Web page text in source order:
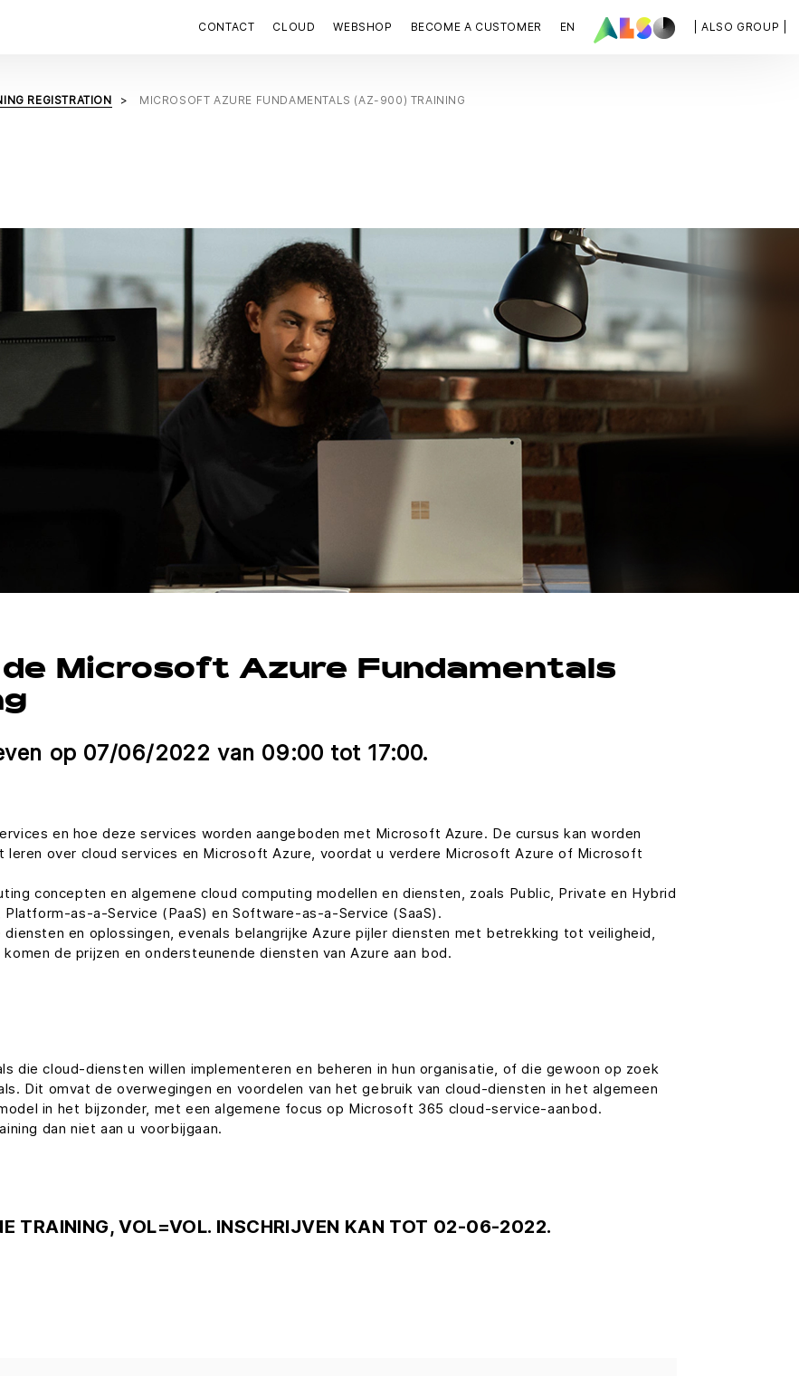
| ALSO GROUP |
CONTACT CLOUD WEBSHOP BECOME A CUSTOMER EN
REGISTRATION MICROSOFT AZURE FUNDAMENTALS (AZ-900) TRAINING
Microsoft Azure Fundamentals
op 07/06/2022 van 09:00 tot 17:00.
en hoe deze services worden aangeboden met Microsoft Azure. De cursus kan worden
over cloud services en Microsoft Azure, voordat u verdere Microsoft Azure of Microsoft
concepten en algemene cloud computing modellen en diensten, zoals Public, Private en Hybrid
as-a-Service (PaaS) en Software-as-a-Service (SaaS).
en oplossingen, evenals belangrijke Azure pijler diensten met betrekking tot veiligheid,
de prijzen en ondersteunende diensten van Azure aan bod.
die cloud-diensten willen implementeren en beheren in hun organisatie, of die gewoon op zoek
Dit omvat de overwegingen en voordelen van het gebruik van cloud-diensten in het algemeen
in het bijzonder, met een algemene focus op Microsoft 365 cloud-service-aanbod.
dan niet aan u voorbijgaan.
TRAINING, VOL=VOL. INSCHRIJVEN KAN TOT 02-06-2022.